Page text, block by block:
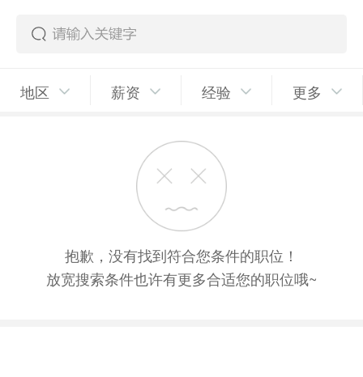
地区 薪资 经验 更多
抱歉，没有找到符合您条件的职位！
放宽搜索条件也许有更多合适您的职位哦~